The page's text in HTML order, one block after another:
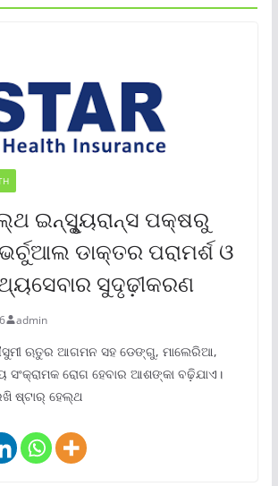
ଇନ୍‌ସୁୃ୍ୟରାନ୍ସ ପକ୍ଷରୁ
ଡାକ୍ତର ପରାମର୍ଶ ଓ
ସୁଦୃଢ଼ୀକରଣ
admin
ଋତୁର ଆଗମନ ସହ ଡେଙ୍ଗୁ, ମାଲେରିଆ,
ରୋଗ ହେବାର ଆଶଙ୍କା ବଢ଼ିଯାଏ।
ଷ୍ଟାର୍ ହେଲ୍‌ଥ